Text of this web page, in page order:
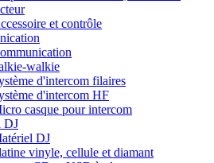
et contrôle
walkie
d'intercom filaires
d'intercom HF
casque pour intercom
DJ
DJ
vinyle, cellule et diamant